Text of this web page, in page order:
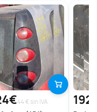
44 € sin IVA